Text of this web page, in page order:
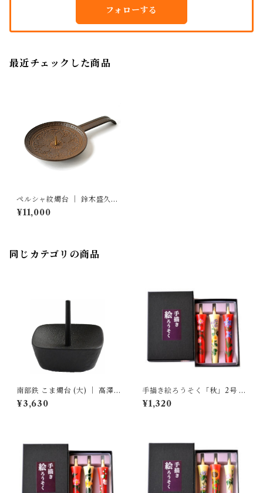
フォローする
最近チェックした商品
ペルシャ紋燭台 ｜ 鈴木盛久工
房
¥11,000
同じカテゴリの商品
南部鉄 こま燭台 (大) ｜ 高澤
ろうそく店
¥3,630
手描き絵ろうそく「秋」2号 ｜
高澤ろうそく店
¥1,320